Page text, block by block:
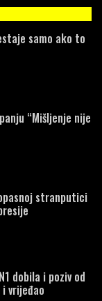
samo ako to
“Mišljenje nije
stranputici
dobila i poziv od
vrijeđao